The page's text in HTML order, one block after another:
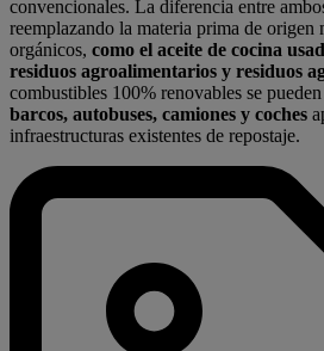
convencionales. La diferencia entre
reemplazando la materia prima de origen
orgánicos, como el aceite de cocina
residuos agroalimentarios y residuos
combustibles 100% renovables se
barcos, autobuses, camiones y coches
infraestructuras existentes de repostaje.